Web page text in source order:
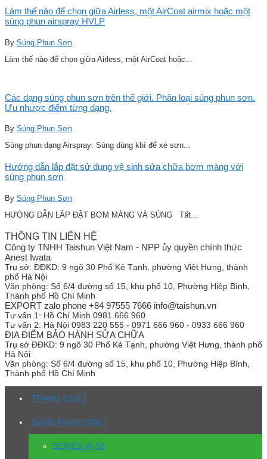
Làm thế nào để chọn giữa Airless, một AirCoat airmix hoặc một
súng phun airspray HVLP
By Súng Phun Sơn
Làm thế nào để chọn giữa Airless, một AirCoat hoặc...
Các dạng súng phun sơn trên thế giới. Phân loại súng phun sơn.
Ưu nhược điểm từng dạng.
By Súng Phun Sơn
Súng phun dạng Airspray: Súng dùng khí để xé sơn...
Hướng dẫn lắp đặt sử dụng vệ sinh sửa chữa bơm màng với
súng phun sơn
By Súng Phun Sơn
HƯỚNG DẪN LẮP ĐẶT BƠM MÀNG VÀ SÚNG Tất...
THÔNG TIN LIÊN HỆ
Công ty TNHH Taishun Việt Nam - NPP ủy quyền chính thức
Anest Iwata
Trụ sở: ĐĐKD: 9 ngõ 30 Phố Kẻ Tạnh, phường Việt Hưng, thành
phố Hà Nội
Văn phòng: Số 6/4 đường số 15, khu phố 10, Phường Hiệp Bình,
Thành phố Hồ Chí Minh
EXPORT zalo phone +84 97555 7666 info@taishun.vn
Tư vấn 1: Hồ Chí Minh 0981 666 960
Tư vấn 2: Hà Nội 0983 220 555 - 0971 666 960 - 0933 666 960
ĐỊA ĐIỂM BẢO HÀNH SỬA CHỮA
Trụ sở ĐĐKD: 9 ngõ 30 Phố Kẻ Tạnh, phường Việt Hưng, thành phố
Hà Nội
Văn phòng: Số 6/4 đường số 15, khu phố 10, Phường Hiệp Bình,
Thành phố Hồ Chí Minh
TRANG CHỦ
SÚNG PHUN SƠN
SERIES W-50